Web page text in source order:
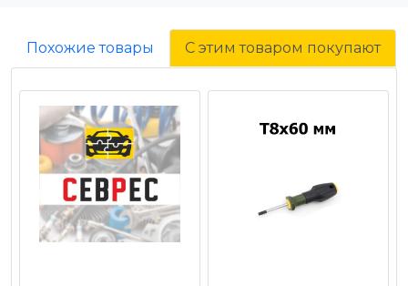
Похожие товары С этим товаром покупают